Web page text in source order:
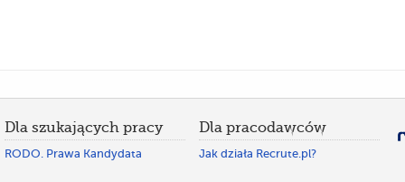
Dla szukających pracy
RODO. Prawa Kandydata
Dla pracodawców
Jak działa Recrute.pl?